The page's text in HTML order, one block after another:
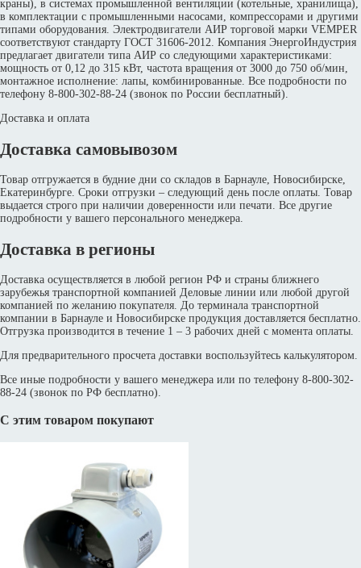
краны), в системах промышленной вентиляции (котельные, хранилища),
в комплектации с промышленными насосами, компрессорами и другими
типами оборудования. Электродвигатели АИР торговой марки VEMPER
соответствуют стандарту ГОСТ 31606-2012. Компания ЭнергоИндустрия
предлагает двигатели типа АИР со следующими характеристиками:
мощность от 0,12 до 315 кВт, частота вращения от 3000 до 750 об/мин,
монтажное исполнение: лапы, комбинированные. Все подробности по
телефону 8-800-302-88-24 (звонок по России бесплатный).
Доставка и оплата
Доставка самовывозом
Товар отгружается в будние дни со складов в Барнауле, Новосибирске,
Екатеринбурге. Сроки отгрузки – следующий день после оплаты. Товар
выдается строго при наличии доверенности или печати. Все другие
подробности у вашего персонального менеджера.
Доставка в регионы
Доставка осуществляется в любой регион РФ и страны ближнего
зарубежья транспортной компанией Деловые линии или любой другой
компанией по желанию покупателя. До терминала транспортной
компании в Барнауле и Новосибирске продукция доставляется бесплатно.
Отгрузка производится в течение 1 – 3 рабочих дней с момента оплаты.
Для предварительного просчета доставки воспользуйтесь калькулятором.
Все иные подробности у вашего менеджера или по телефону 8-800-302-
88-24 (звонок по РФ бесплатно).
С этим товаром покупают